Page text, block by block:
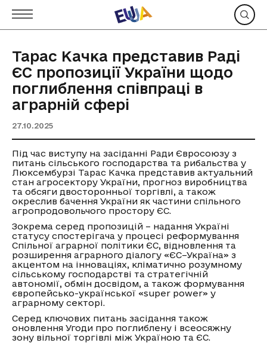
Тарас Качка представив Раді
ЄС пропозиції України щодо
поглиблення співпраці в
аграрній сфері
27.10.2025
Під час виступу на засіданні Ради Євросоюзу з
питань сільського господарства та рибальства у
Люксембурзі Тарас Качка представив актуальний
стан агросектору України, прогноз виробництва
та обсяги двосторонньої торгівлі, а також
окреслив бачення України як частини спільного
агропродовольчого простору ЄС.
Зокрема серед пропозицій – надання Україні
статусу спостерігача у процесі реформування
Спільної аграрної політики ЄС, відновлення та
розширення аграрного діалогу «ЄС–Україна» з
акцентом на інноваціях, кліматично розумному
сільському господарстві та стратегічній
автономії, обмін досвідом, а також формування
європейсько-української «super power» у
аграрному секторі.
Серед ключових питань засідання також
оновлення Угоди про поглиблену і всеосяжну
зону вільної торгівлі між Україною та ЄС.